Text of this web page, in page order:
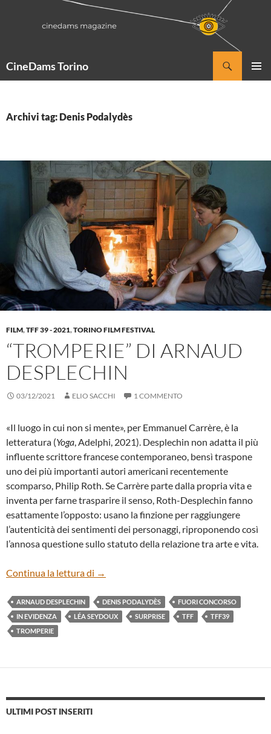
CineDams Torino
Archivi tag: Denis Podalydès
FILM,TFF 39 - 2021,TORINO FILM FESTIVAL
“TROMPERIE” DI ARNAUD
DESPLECHIN
03/12/2021 ELIO SACCHI 1 COMMENTO
«Il luogo in cui non si mente», per Emmanuel Carrère, è la
letteratura (Yoga, Adelphi, 2021). Desplechin non adatta il più
influente scrittore francese contemporaneo, bensì traspone
uno dei più importanti autori americani recentemente
scomparso, Philip Roth. Se Carrère parte dalla propria vita e
inventa per farne trasparire il senso, Roth-Desplechin fanno
esattamente l’opposto: usano la finzione per raggiungere
l’autenticità dei sentimenti dei personaggi, riproponendo così
l’annosa questione sullo statuto della relazione tra arte e vita.
Continua la lettura di “TROMPERIE” DI ARNAUD
→
ARNAUD DESPLECHIN DENIS PODALYDÈS
FUORI CONCORSO
IN EVIDENZA
LÉA SEYDOUX SURPRISE TFF
TFF39
TROMPERIE
ULTIMI POST INSERITI